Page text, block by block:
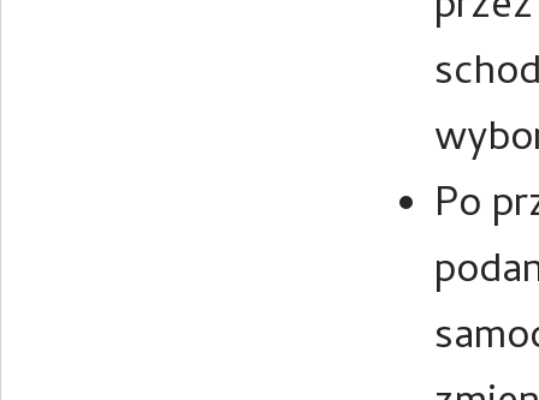
Po